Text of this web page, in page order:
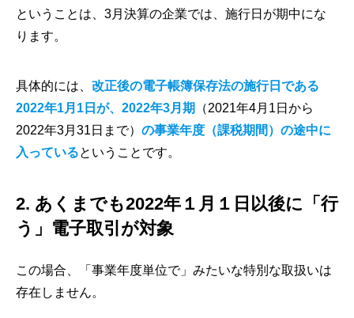
ということは、3月決算の企業では、施行日が期中にな
ります。
具体的には、 改正後の電子帳簿保存法の施行日である
2022年1月1日が、2022年3月期
（2021年4月1日から
2022年3月31日まで） の事業年度（課税期間）の途中に
入っているということです。
2. あくまでも2022年１月１日以後に「行
う」電子取引が対象
この場合、「事業年度単位で」みたいな特別な取扱いは
存在しません。